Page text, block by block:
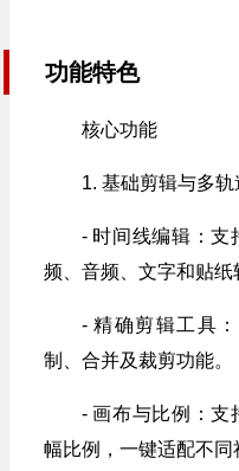
功能特色
核心功能
1. 基础剪辑与多轨
- 时间线编辑：支
频、音频、文字和贴纸
- 精确剪辑工具
制、合并及裁剪功能。
- 画布与比例：支
幅比例，一键适配不同